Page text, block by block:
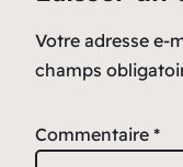
Votre adresse e-
champs
Commentaire *